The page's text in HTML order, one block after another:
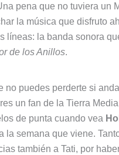
pena que no tuviera un
la música que disfruto
líneas: la banda sonora
de los Anillos.
no puedes perderte si
un fan de la Tierra
de punta cuando vea
la semana que viene.
también a Tati, por